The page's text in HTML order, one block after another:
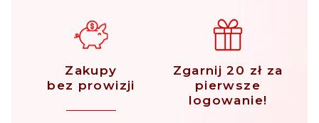
Zakupy
bez prowizji
Zgarnij 20 zł za
pierwsze
logowanie!